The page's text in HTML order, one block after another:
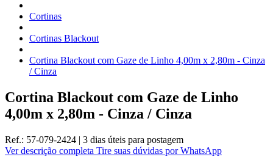
Cortinas
Cortinas Blackout
Cortina Blackout com Gaze de Linho 4,00m x 2,80m - Cinza
/ Cinza
Cortina Blackout com Gaze de Linho
4,00m x 2,80m - Cinza / Cinza
Ref.: 57-079-2424 | 3 dias úteis para postagem
Ver descrição completa Tire suas dúvidas por WhatsApp